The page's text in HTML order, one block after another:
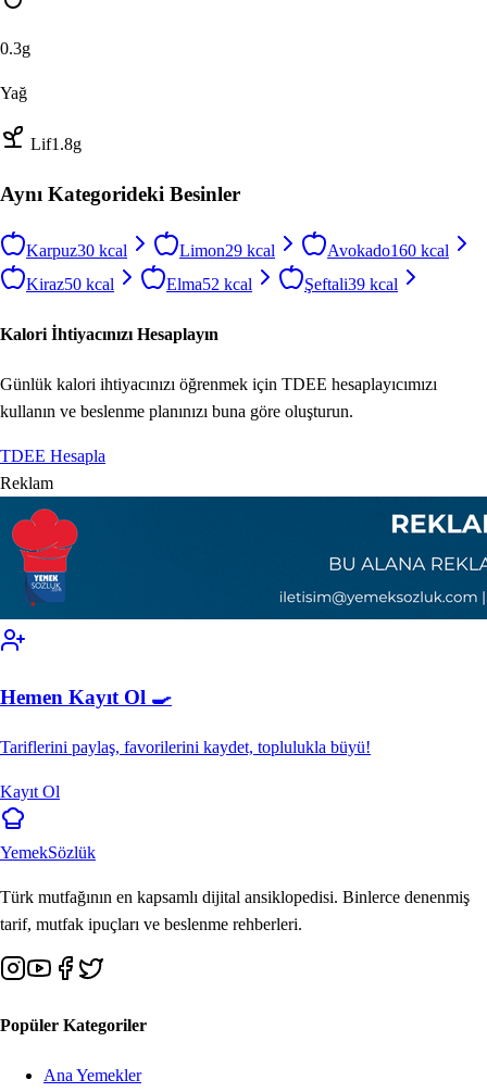
0.3g
Yağ
Lif1.8g
Aynı Kategorideki Besinler
Karpuz30 kcal Limon29 kcal Avokado160 kcal
Kiraz50 kcal Elma52 kcal Şeftali39 kcal
Kalori İhtiyacınızı Hesaplayın
Günlük kalori ihtiyacınızı öğrenmek için TDEE hesaplayıcımızı
kullanın ve beslenme planınızı buna göre oluşturun.
TDEE Hesapla
Reklam
Hemen Kayıt Ol 🍳
Tariflerini paylaş, favorilerini kaydet, toplulukla büyü!
Kayıt Ol
YemekSözlük
Türk mutfağının en kapsamlı dijital ansiklopedisi. Binlerce denenmiş
tarif, mutfak ipuçları ve beslenme rehberleri.
Popüler Kategoriler
Ana Yemekler